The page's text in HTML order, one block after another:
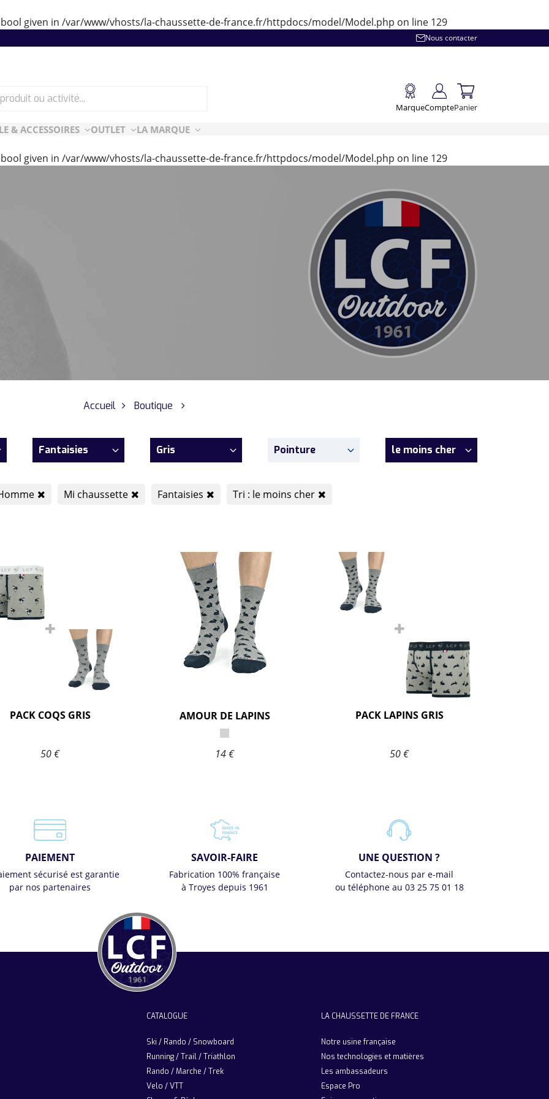
given in /var/www/vhosts/la-chaussette-de-france.fr/httpdocs/model/Model.php on line 129
Nous contacter
MarqueComptePanier
ESSENTIELLES
Style
& ACCESSOIRES OUTLET LA MARQUE
given in /var/www/vhosts/la-chaussette-de-france.fr/httpdocs/model/Model.php on line 129
Accueil Boutique
Fantaisies Gris Pointure le moins cher
Mi chaussette Fantaisies Tri : le moins cher
PACK COQS GRIS
50 €
AMOUR DE LAPINS
14 €
PACK LAPINS GRIS
50 €
PAIEMENT
sécurisé est garantie
par nos partenaires
SAVOIR-FAIRE
Fabrication 100% française
à Troyes depuis 1961
UNE QUESTION ?
Contactez-nous par e-mail
ou téléphone au 03 25 75 01 18
CATALOGUE
Ski / Rando / Snowboard
Running / Trail / Triathlon
Rando / Marche / Trek
Velo / VTT
LA CHAUSSETTE DE FRANCE
Notre usine française
Nos technologies et matières
Les ambassadeurs
Espace Pro